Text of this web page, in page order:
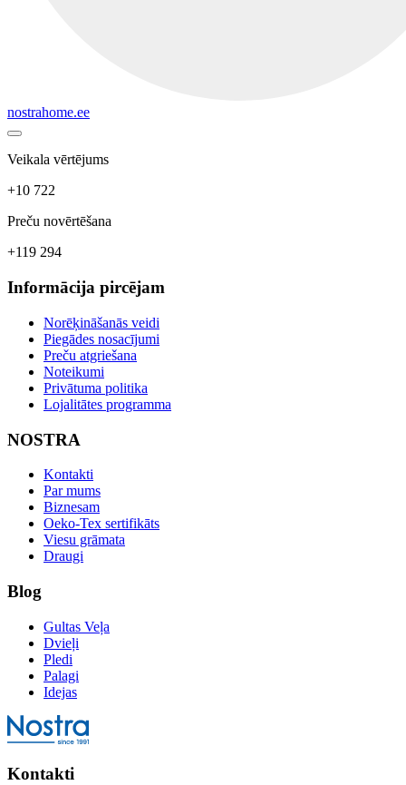
nostrahome.ee
Veikala vērtējums
+10 722
Preču novērtēšana
+119 294
Informācija pircējam
Norēķināšanās veidi
Piegādes nosacījumi
Preču atgriešana
Noteikumi
Privātuma politika
Lojalitātes programma
NOSTRA
Kontakti
Par mums
Biznesam
Oeko-Tex sertifikāts
Viesu grāmata
Draugi
Blog
Gultas Veļa
Dvieļi
Pledi
Palagi
Idejas
Kontakti